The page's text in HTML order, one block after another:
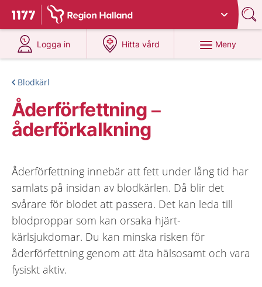
Till startsidan för 1177
Du har valt region Halland
Logga in
på 1177.se
Hitta vård
på 1177.se
Meny
Blodkärl
Åderförfettning –
åderförkalkning
Åderförfettning innebär att fett under lång tid har
samlats på insidan av blodkärlen. Då blir det
svårare för blodet att passera. Det kan leda till
blodproppar som kan orsaka hjärt-
kärlsjukdomar. Du kan minska risken för
åderförfettning genom att äta hälsosamt och vara
fysiskt aktiv.